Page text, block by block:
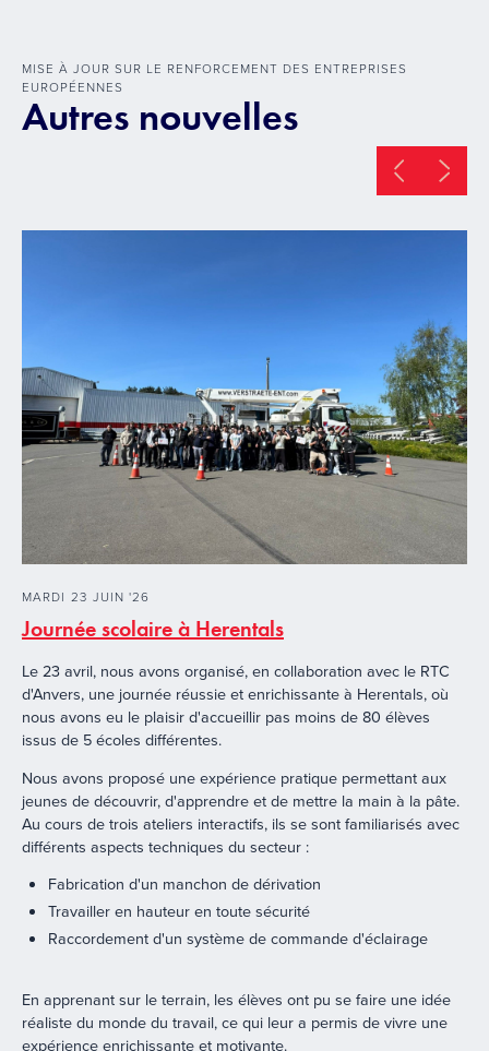
MISE À JOUR SUR LE RENFORCEMENT DES ENTREPRISES
EUROPÉENNES
Autres nouvelles
MARDI 23 JUIN '26
Journée scolaire à Herentals
Le 23 avril, nous avons organisé, en collaboration avec le RTC
d'Anvers, une journée réussie et enrichissante à Herentals, où
nous avons eu le plaisir d'accueillir pas moins de 80 élèves
issus de 5 écoles différentes.
Nous avons proposé une expérience pratique permettant aux
jeunes de découvrir, d'apprendre et de mettre la main à la pâte.
Au cours de trois ateliers interactifs, ils se sont familiarisés avec
différents aspects techniques du secteur :
Fabrication d'un manchon de dérivation
Travailler en hauteur en toute sécurité
Raccordement d'un système de commande d'éclairage
En apprenant sur le terrain, les élèves ont pu se faire une idée
réaliste du monde du travail, ce qui leur a permis de vivre une
expérience enrichissante et motivante.